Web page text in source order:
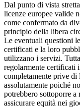
Dal punto di vista
licenze europee valide
come confermato da
principio della libera
Le eventuali questioni
certificati e la loro
utilizzano i servizi.
regolarmente certificati
completamente prive di
assolutamente poiché
potrebbero sottoporre
assicurare equità nei